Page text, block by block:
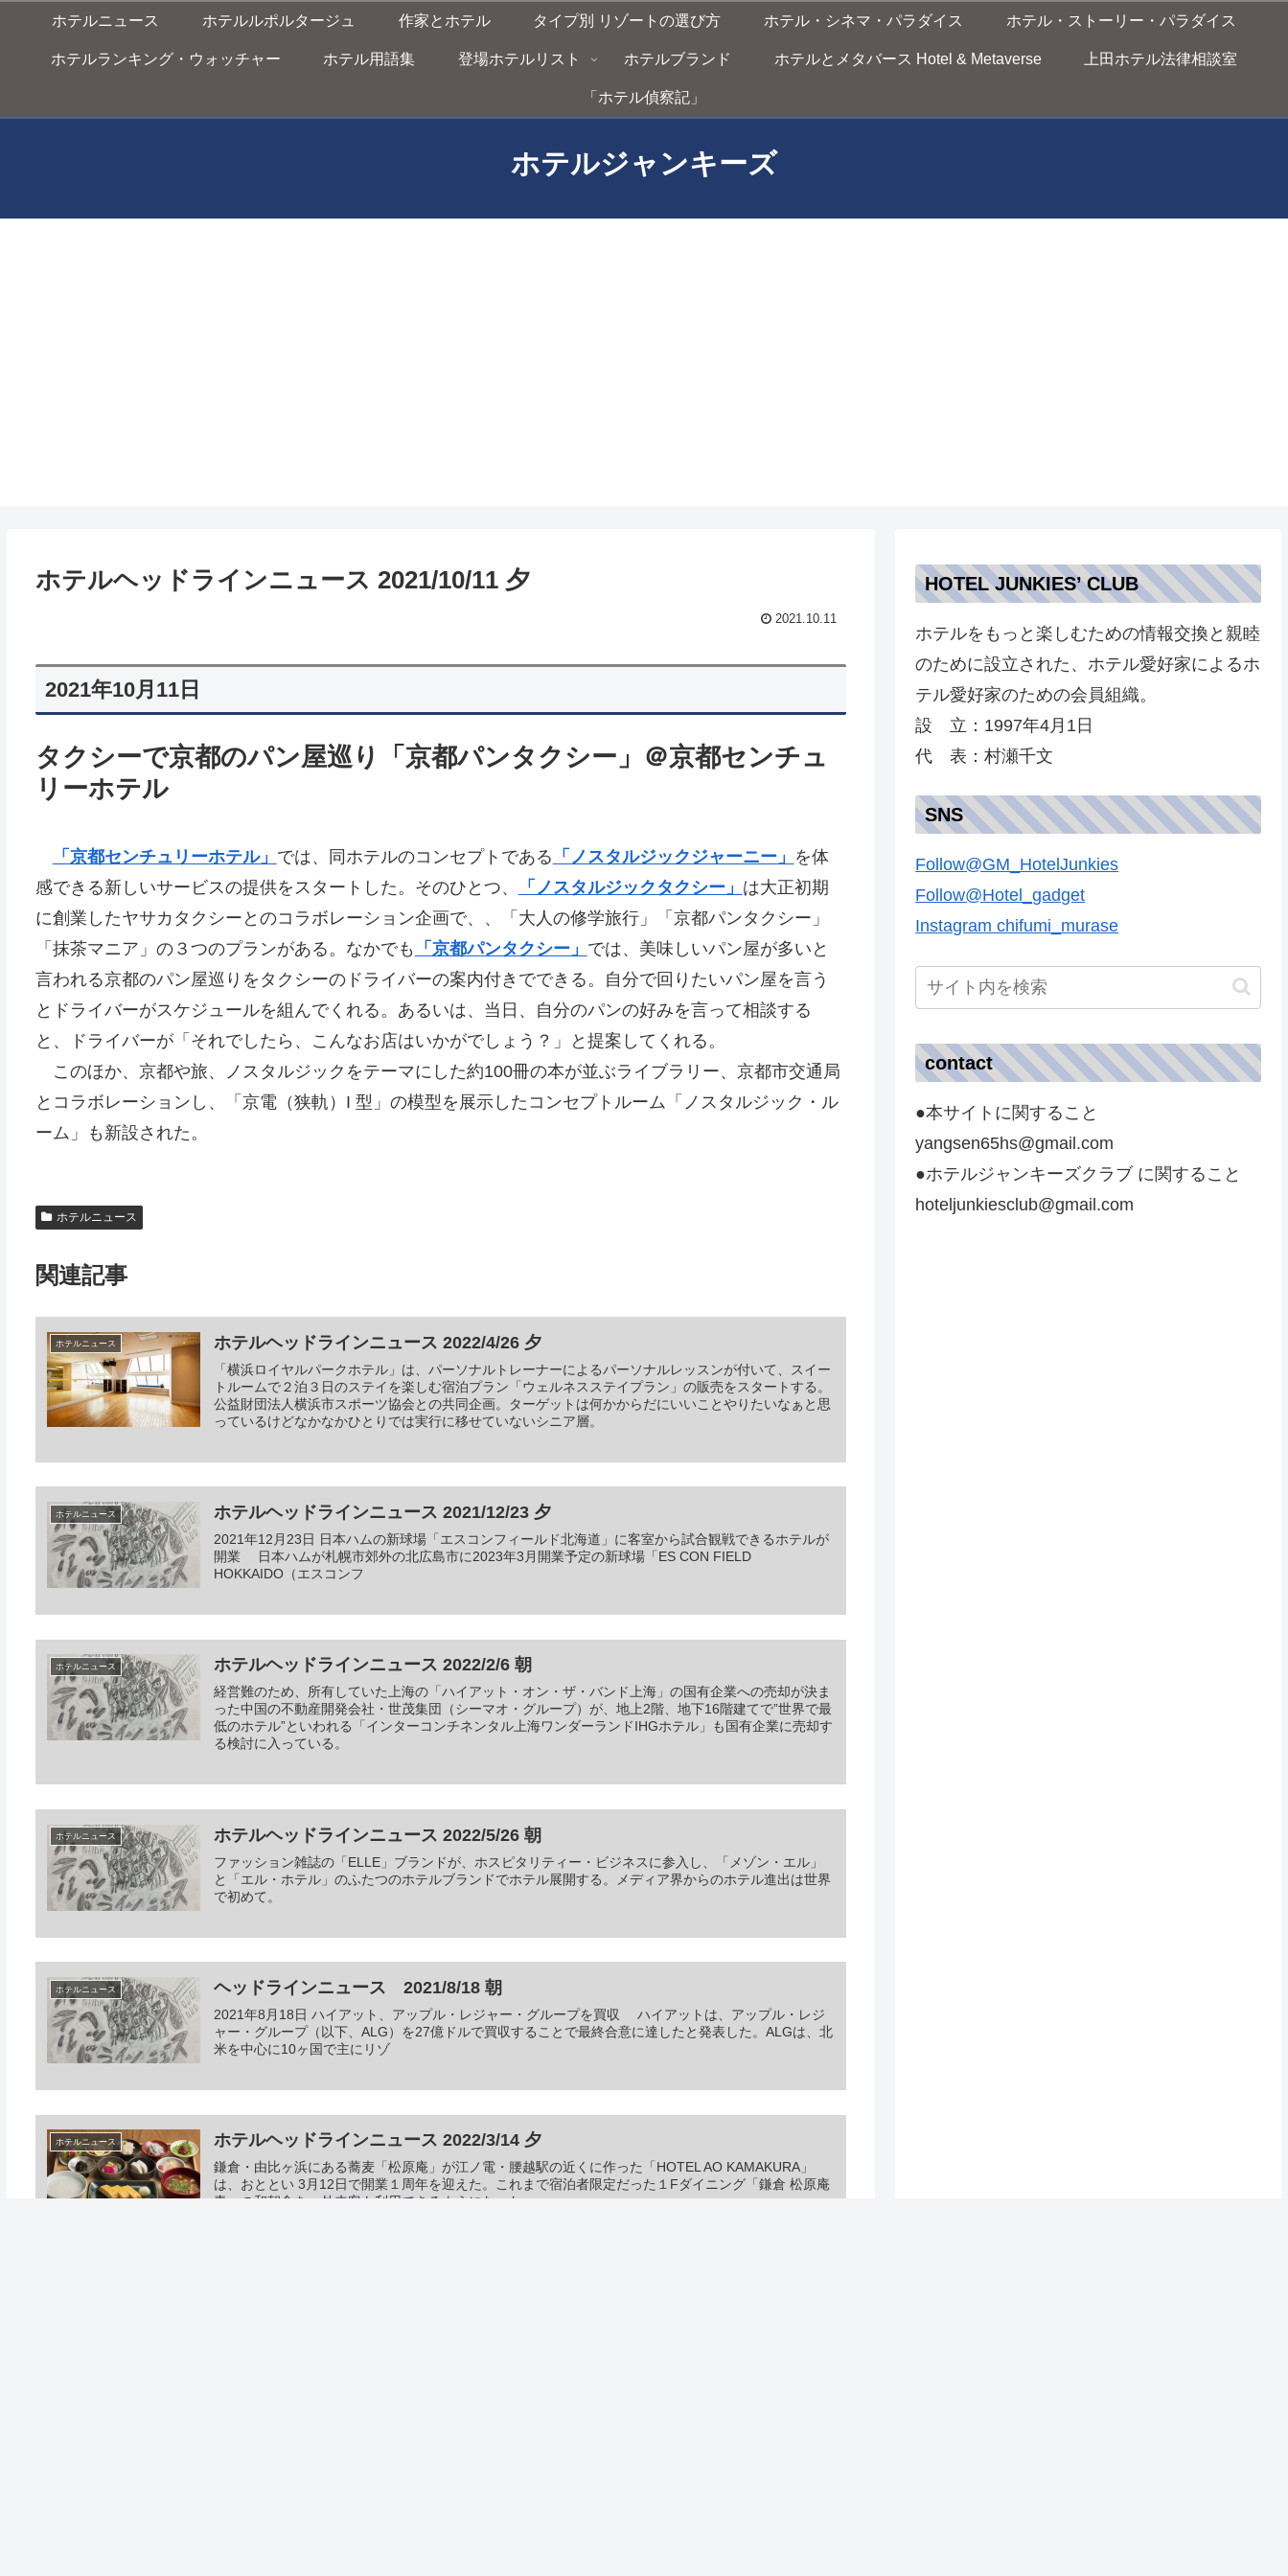
ホテルジャンキーズ
ホテルニュース ホテルルポルタージュ 作家とホテル タイプ別 リゾートの選び方 ホテル・シネマ・パラダイス ホテル・ストーリー・パラダイス
ホテルランキング・ウォッチャー ホテル用語集 登場ホテルリスト ホテルブランド ホテルとメタバース Hotel & Metaverse 上田ホテル法律相談室
「ホテル偵察記」
ホテルヘッドラインニュース 2021/10/11 夕
2021.10.11
2021年10月11日
タクシーで京都のパン屋巡り「京都パンタクシー」＠京都センチュ
リーホテル
「京都センチュリーホテル」 では、同ホテルのコンセプトである 「ノスタルジックジャーニー」 を体
感できる新しいサービスの提供をスタートした。そのひとつ、
「ノスタルジックタクシー」 は大正初期
に創業したヤサカタクシーとのコラボレーション企画で、、「大人の修学旅行」「京都パンタクシー」
「抹茶マニア」の３つのプランがある。なかでも
「京都パンタクシー」 では、美味しいパン屋が多いと
言われる京都のパン屋巡りをタクシーのドライバーの案内付きでできる。自分で回りたいパン屋を言う
とドライバーがスケジュールを組んでくれる。あるいは、当日、自分のパンの好みを言って相談する
と、ドライバーが「それでしたら、こんなお店はいかがでしょう？」と提案してくれる。
このほか、京都や旅、ノスタルジックをテーマにした約100冊の本が並ぶライブラリー、京都市交通局
とコラボレーションし、「京電（狭軌）I 型」の模型を展示したコンセプトルーム「ノスタルジック・ル
ーム」も新設された。
ホテルニュース
関連記事
ホテルニュース ホテルヘッドラインニュース 2022/4/26 夕
「横浜ロイヤルパークホテル」は、パーソナルトレーナーによるパーソナルレッスンが付いて、スイー
トルームで２泊３日のステイを楽しむ宿泊プラン「ウェルネスステイプラン」の販売をスタートする。
公益財団法人横浜市スポーツ協会との共同企画。ターゲットは何かからだにいいことやりたいなぁと思
っているけどなかなかひとりでは実行に移せていないシニア層。
ホテルニュース ホテルヘッドラインニュース 2021/12/23 夕
2021年12月23日 日本ハムの新球場「エスコンフィールド北海道」に客室から試合観戦できるホテルが
開業 日本ハムが札幌市郊外の北広島市に2023年3月開業予定の新球場「ES CON FIELD
HOKKAIDO（エスコンフ
ホテルニュース ホテルヘッドラインニュース 2022/2/6 朝
経営難のため、所有していた上海の「ハイアット・オン・ザ・バンド上海」の国有企業への売却が決ま
った中国の不動産開発会社・世茂集団（シーマオ・グループ）が、地上2階、地下16階建てで”世界で最
低のホテル”といわれる「インターコンチネンタル上海ワンダーランドIHGホテル」も国有企業に売却す
る検討に入っている。
ホテルニュース ホテルヘッドラインニュース 2022/5/26 朝
ファッション雑誌の「ELLE」ブランドが、ホスピタリティー・ビジネスに参入し、「メゾン・エル」
と「エル・ホテル」のふたつのホテルブランドでホテル展開する。メディア界からのホテル進出は世界
で初めて。
ホテルニュース ヘッドラインニュース 2021/8/18 朝
2021年8月18日 ハイアット、アップル・レジャー・グループを買収 ハイアットは、アップル・レジ
ャー・グループ（以下、ALG）を27億ドルで買収することで最終合意に達したと発表した。ALGは、北
米を中心に10ヶ国で主にリゾ
ホテルニュース ホテルヘッドラインニュース 2022/3/14 夕
鎌倉・由比ヶ浜にある蕎麦「松原庵」が江ノ電・腰越駅の近くに作った「HOTEL AO KAMAKURA」
は、おととい 3月12日で開業１周年を迎えた。これまで宿泊者限定だった１Fダイニング「鎌倉 松原庵
青」の和朝食を、外来客も利用できるようになった。
HOTEL JUNKIES’ CLUB
ホテルをもっと楽しむための情報交換と親睦
のために設立された、ホテル愛好家によるホ
テル愛好家のための会員組織。
設 立：1997年4月1日
代 表：村瀬千文
SNS
Follow@GM_HotelJunkies
Follow@Hotel_gadget
Instagram chifumi_murase
contact
●本サイトに関すること
yangsen65hs@gmail.com
●ホテルジャンキーズクラブ に関すること
hoteljunkiesclub@gmail.com